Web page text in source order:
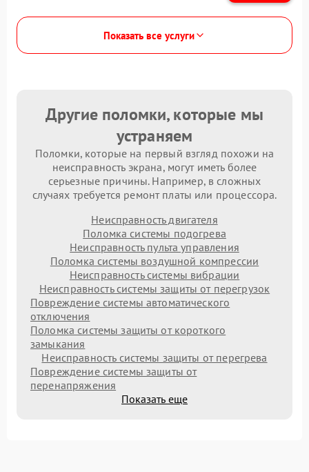
Показать все услуги
Другие поломки, которые мы
устраняем
Поломки, которые на первый взгляд похожи на
неисправность экрана, могут иметь более
серьезные причины. Например, в сложных
случаях требуется ремонт платы или процессора.
Неисправность двигателя
Поломка системы подогрева
Неисправность пульта управления
Поломка системы воздушной компрессии
Неисправность системы вибрации
Неисправность системы защиты от перегрузок
Повреждение системы автоматического
отключения
Поломка системы защиты от короткого
замыкания
Неисправность системы защиты от перегрева
Повреждение системы защиты от
перенапряжения
Показать еще